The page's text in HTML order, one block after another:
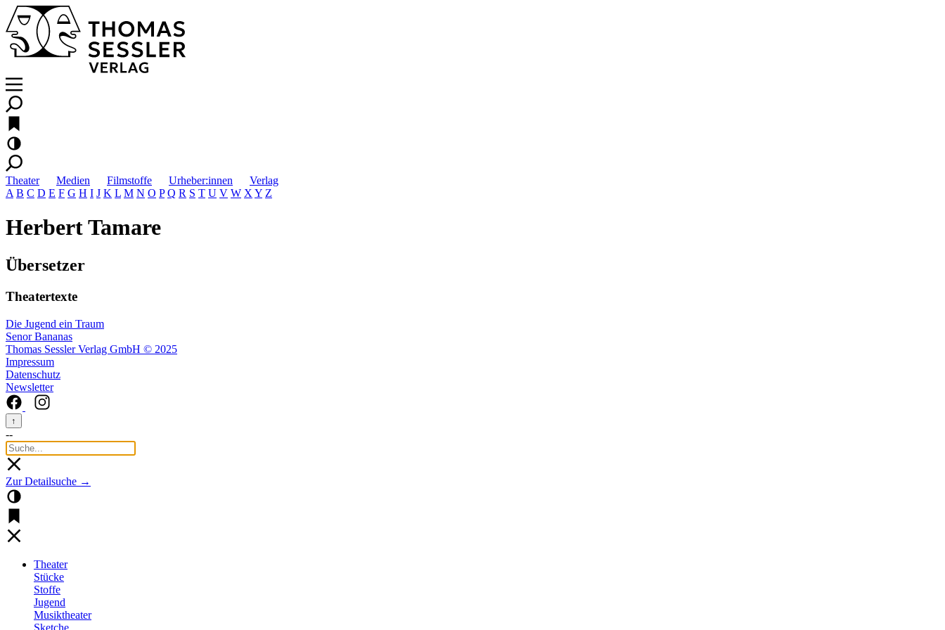
Theater Medien Filmstoffe Urheber:innen
Verlag
A B C D E F G H I J K L M N O P Q R S T U V W X Y Z
Herbert Tamare
Übersetzer
Theatertexte
Die Jugend ein Traum
Senor Bananas
Thomas Sessler Verlag GmbH © 2025
Impressum
Datenschutz
Newsletter
↑
--
Zur Detailsuche →
Theater
Stücke
Stoffe
Jugend
Musiktheater
Sketche